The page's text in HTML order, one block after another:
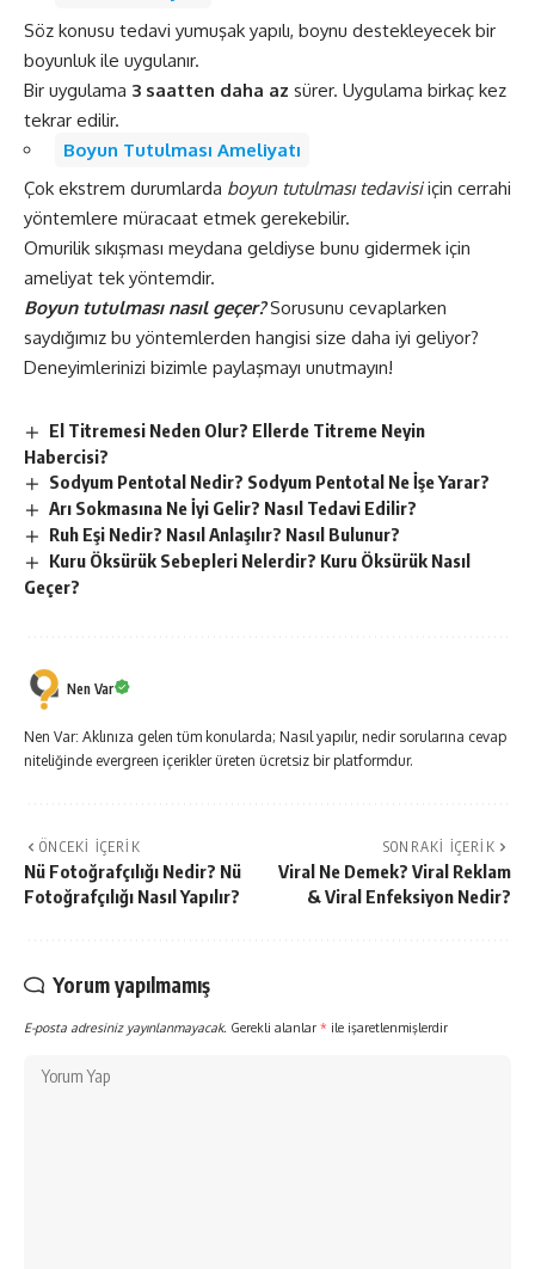
Söz konusu tedavi yumuşak yapılı, boynu destekleyecek bir
boyunluk ile uygulanır.
Bir uygulama 3 saatten daha az sürer. Uygulama birkaç kez
tekrar edilir.
Boyun Tutulması Ameliyatı
Çok ekstrem durumlarda boyun tutulması tedavisiiçin cerrahi
yöntemlere müracaat etmek gerekebilir.
Omurilik sıkışması meydana geldiyse bunu gidermek için
ameliyat tek yöntemdir.
Boyun tutulması nasıl geçer?Sorusunu cevaplarken
saydığımız bu yöntemlerden hangisi size daha iyi geliyor?
Deneyimlerinizi bizimle paylaşmayı unutmayın!
El Titremesi Neden Olur? Ellerde Titreme Neyin
Habercisi?
Sodyum Pentotal Nedir? Sodyum Pentotal Ne İşe Yarar?
Arı Sokmasına Ne İyi Gelir? Nasıl Tedavi Edilir?
Ruh Eşi Nedir? Nasıl Anlaşılır? Nasıl Bulunur?
Kuru Öksürük Sebepleri Nelerdir? Kuru Öksürük Nasıl
Geçer?
Nen Var
Nen Var: Aklınıza gelen tüm konularda; Nasıl yapılır, nedir sorularına cevap
niteliğinde evergreen içerikler üreten ücretsiz bir platformdur.
ÖNCEKI İÇERIK
Nü Fotoğrafçılığı Nedir? Nü
Fotoğrafçılığı Nasıl Yapılır?
SONRAKI İÇERIK
Viral Ne Demek? Viral Reklam
& Viral Enfeksiyon Nedir?
Yorum yapılmamış
E-posta adresiniz yayınlanmayacak. Gerekli alanlar * ile işaretlenmişlerdir